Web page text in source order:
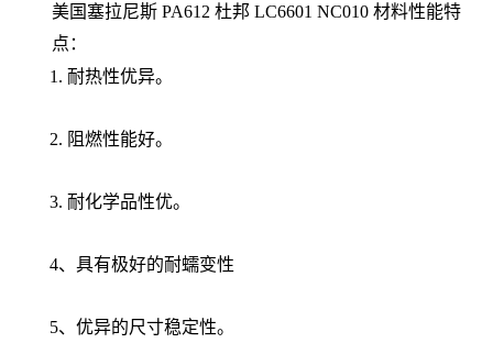
美国塞拉尼斯 PA612 杜邦 LC6601 NC010 材料性能特
点：
1. 耐热性优异。
2. 阻燃性能好。
3. 耐化学品性优。
4、具有极好的耐蠕变性
5、优异的尺寸稳定性。